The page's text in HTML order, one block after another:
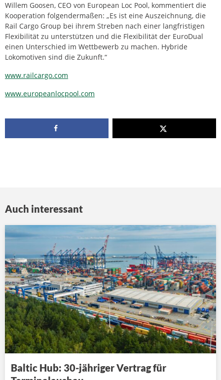
Willem Goosen, CEO von European Loc Pool, kommentiert die
Kooperation folgendermaßen: „Es ist eine Auszeichnung, die
Rail Cargo Group bei ihrem Streben nach einer langfristigen
Flexibilität zu unterstützen und die Flexibilität der EuroDual
einen Unterschied im Wettbewerb zu machen. Hybride
Lokomotiven sind die Zukunft.“
www.railcargo.com
www.europeanlocpool.com
Auch interessant
Baltic Hub: 30-jähriger Vertrag für